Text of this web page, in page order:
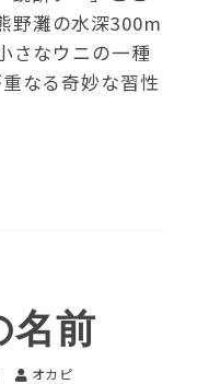
灘の水深300m
さなウニの一種
なる奇妙な習性
名前
オカピ